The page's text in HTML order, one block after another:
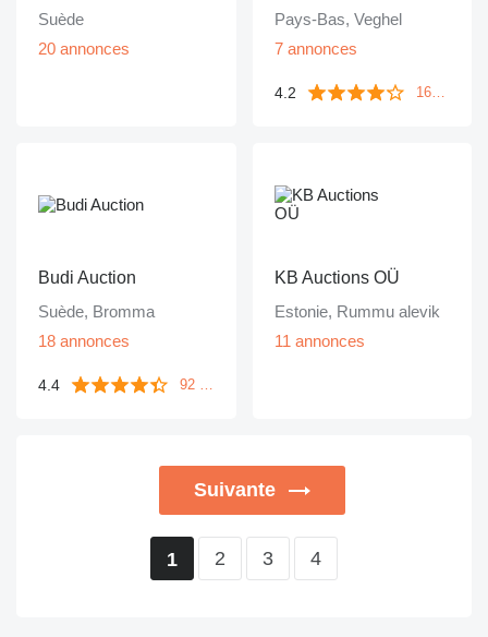
Suède
20 annonces
Pays-Bas, Veghel
7 annonces
4.2 1643 commentaires
Budi Auction
Suède, Bromma
18 annonces
4.4 92 commentaires
KB Auctions OÜ
Estonie, Rummu alevik
11 annonces
Suivante
1 2 3 4